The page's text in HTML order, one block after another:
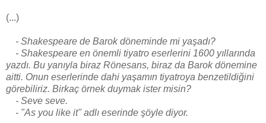
(...)
- Shakespeare de Barok döneminde mi yaşadı?
- Shakespeare en önemli tiyatro eserlerini 1600 yıllarında
yazdı. Bu yanıyla biraz Rönesans, biraz da Barok dönemine
aitti. Onun eserlerinde dahi yaşamın tiyatroya benzetildiğini
görebiliriz. Birkaç örnek duymak ister misin?
- Seve seve.
- "As you like it" adlı eserinde şöyle diyor.